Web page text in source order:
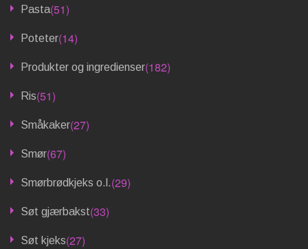
Pasta(51)
Poteter(14)
Produkter og ingredienser(182)
Ris(51)
Småkaker(27)
Smør(67)
Smørbrødkjeks o.l.(29)
Søt gjærbakst(33)
Søt kjeks(27)